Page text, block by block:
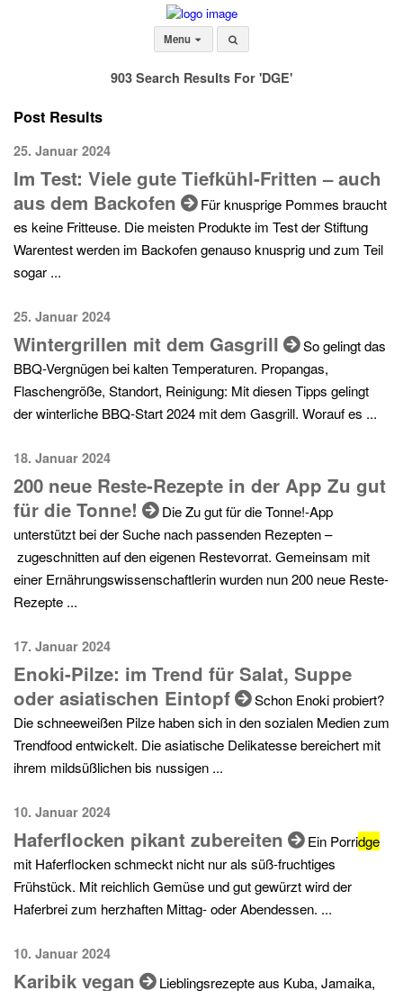
Menu
903 Search Results For 'DGE'
Post Results
25. Januar 2024
Im Test: Viele gute Tiefkühl-Fritten – auch
aus dem Backofen
Für knusprige Pommes braucht
es keine Fritteuse. Die meisten Produkte im Test der Stiftung
Warentest werden im Backofen genauso knusprig und zum Teil
sogar ...
25. Januar 2024
Wintergrillen mit dem Gasgrill
So gelingt das
BBQ-Vergnügen bei kalten Temperaturen. Propangas,
Flaschengröße, Standort, Reinigung: Mit diesen Tipps gelingt
der winterliche BBQ-Start 2024 mit dem Gasgrill. Worauf es ...
18. Januar 2024
200 neue Reste-Rezepte in der App Zu gut
für die Tonne!
Die Zu gut für die Tonne!-App
unterstützt bei der Suche nach passenden Rezepten –
zugeschnitten auf den eigenen Restevorrat. Gemeinsam mit
einer Ernährungswissenschaftlerin wurden nun 200 neue Reste-
Rezepte ...
17. Januar 2024
Enoki-Pilze: im Trend für Salat, Suppe
oder asiatischen Eintopf
Schon Enoki probiert?
Die schneeweißen Pilze haben sich in den sozialen Medien zum
Trendfood entwickelt. Die asiatische Delikatesse bereichert mit
ihrem mildsüßlichen bis nussigen ...
10. Januar 2024
Haferflocken pikant zubereiten Ein Porridge
mit Haferflocken schmeckt nicht nur als süß-fruchtiges
Frühstück. Mit reichlich Gemüse und gut gewürzt wird der
Haferbrei zum herzhaften Mittag- oder Abendessen. ...
10. Januar 2024
Karibik vegan
Lieblingsrezepte aus Kuba, Jamaika,